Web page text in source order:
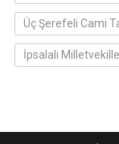
Üç Şerefeli Cami
İpsalalı